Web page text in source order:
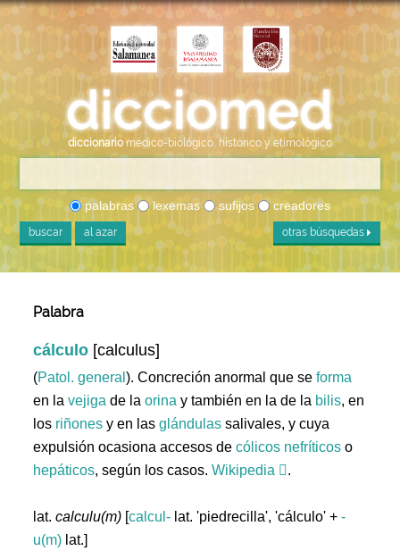
diccionario médico-biológico, histórico y etimológico
palabras lexemas sufijos creadores
buscar al azar otras búsquedas
Palabra
cálculo [calculus]
(Patol. general). Concreción anormal que seforma
en lavejiga de laorina y también en la de la bilis, en
los riñones y en lasglándulas salivales, y cuya
expulsión ocasiona accesos decólicos nefríticos o
hepáticos, según los casos.Wikipedia .
lat.calculu(m) [calcul- lat. 'piedrecilla', 'cálculo' +-
u(m) lat.]